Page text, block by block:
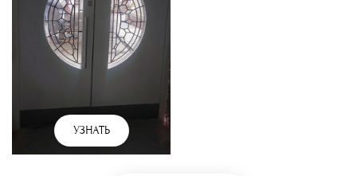
УЗНАТЬ